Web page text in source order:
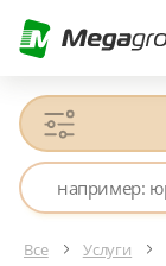
Все Услуги